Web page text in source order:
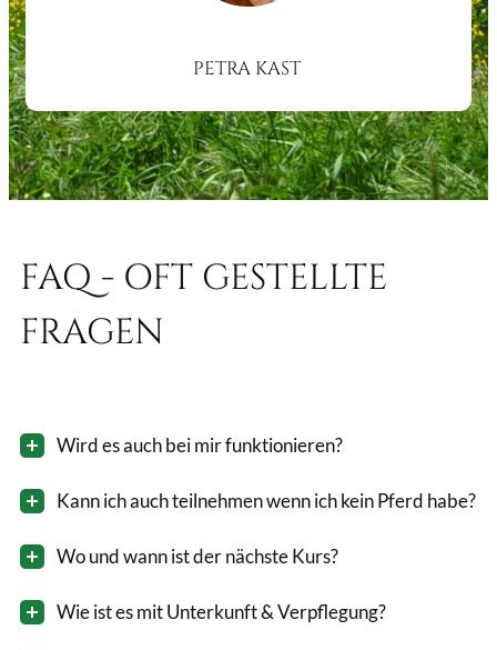
PETRA KAST
FAQ - OFT GESTELLTE
FRAGEN
Wird es auch bei mir funktionieren?
Kann ich auch teilnehmen wenn ich kein Pferd habe?
Wo und wann ist der nächste Kurs?
Wie ist es mit Unterkunft & Verpflegung?